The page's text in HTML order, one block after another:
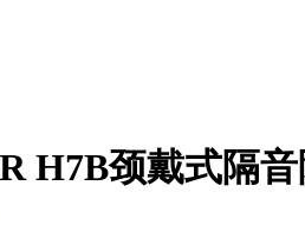
H7B颈戴式隔